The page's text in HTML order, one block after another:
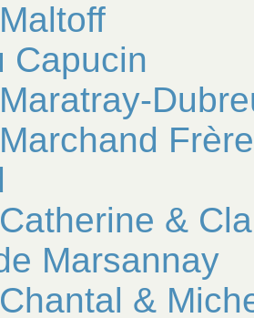
Capucin
&
Marsannay
&